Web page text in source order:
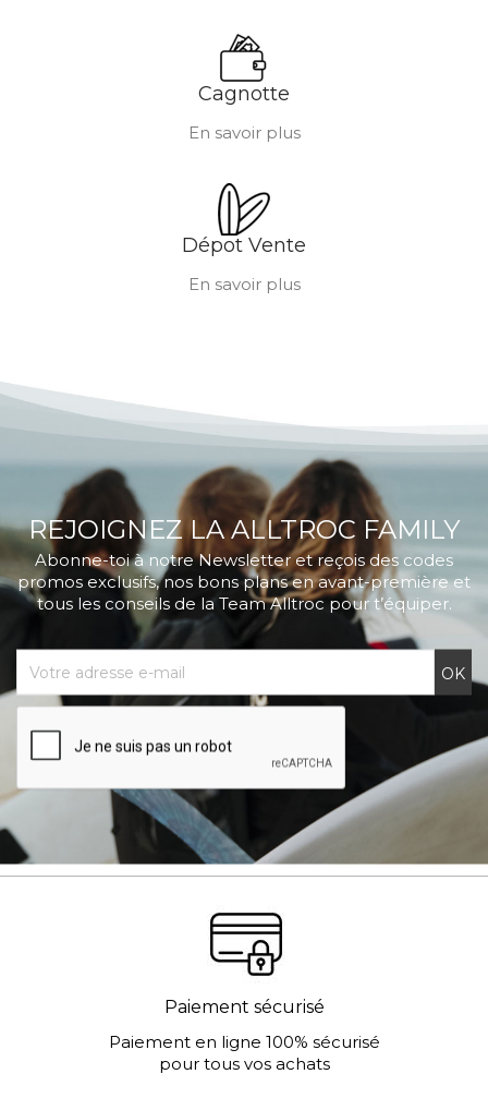
Cagnotte
En savoir plus
Dépot Vente
En savoir plus
REJOIGNEZ LA ALLTROC FAMILY
Abonne-toi à notre Newsletter et reçois des codes
promos exclusifs, nos bons plans en avant-première et
tous les conseils de la Team Alltroc pour t’équiper.
Paiement sécurisé
Paiement en ligne 100% sécurisé
pour tous vos achats